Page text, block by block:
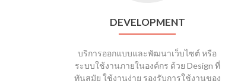
DEVELOPMENT
บริการออกแบบและพัฒนาเว็บไซต์ หรือ
ระบบใช้งานภายในองค์กร ด้วย Design ที่
ทันสมัย ใช้งานง่าย รองรับการใช้งานของ